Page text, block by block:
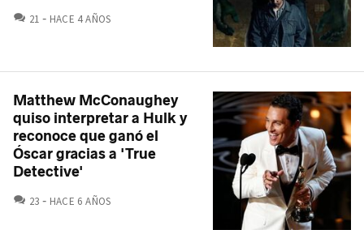
21 COMENTARIOS
HACE 4 AÑOS
Matthew McConaughey
quiso interpretar a Hulk y
reconoce que ganó el
Óscar gracias a 'True
Detective'
23 COMENTARIOS
HACE 6 AÑOS